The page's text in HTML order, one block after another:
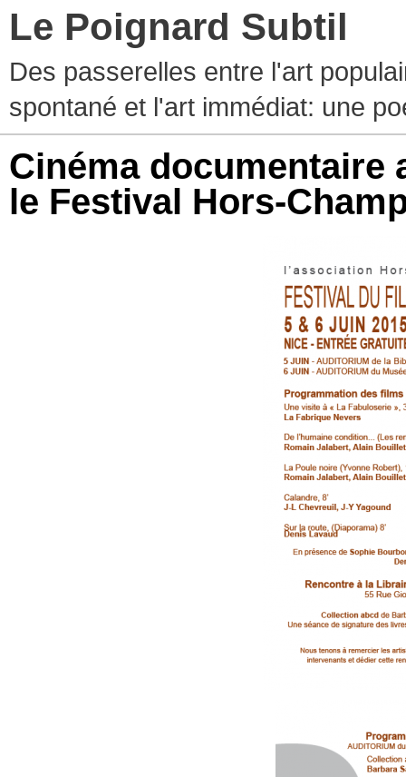
Le Poignard Subtil
Des passerelles entre l'art
spontané et l'art immédiat: une
Cinéma
le Festival Hors-